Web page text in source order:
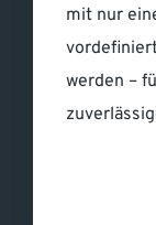
mit nur
werden –